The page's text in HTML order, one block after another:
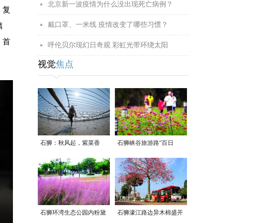
复
首
北京新一波疫情为什么没出现死亡病例？
戴口罩、一米线 疫情改变了哪些习惯？
呼伦贝尔现幻日奇观 彩虹光带环绕太阳
视觉焦点
石狮：秋风起，紫菜香 石狮峡谷旅游路“百日
草”争相斗艳
石狮环湾生态公园内粉黛 石狮濠江路边异木棉盛开